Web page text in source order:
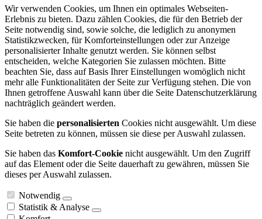
Wir verwenden Cookies, um Ihnen ein optimales Webseiten-
Erlebnis zu bieten. Dazu zählen Cookies, die für den Betrieb der
Seite notwendig sind, sowie solche, die lediglich zu anonymen
Statistikzwecken, für Komforteinstellungen oder zur Anzeige
personalisierter Inhalte genutzt werden. Sie können selbst
entscheiden, welche Kategorien Sie zulassen möchten. Bitte
beachten Sie, dass auf Basis Ihrer Einstellungen womöglich nicht
mehr alle Funktionalitäten der Seite zur Verfügung stehen. Die von
Ihnen getroffene Auswahl kann über die Seite Datenschutzerklärung
nachträglich geändert werden.
Sie haben die personalisierten Cookies nicht ausgewählt. Um diese
Seite betreten zu können, müssen sie diese per Auswahl zulassen.
Sie haben das Komfort-Cookie nicht ausgewählt. Um den Zugriff
auf das Element oder die Seite dauerhaft zu gewähren, müssen Sie
dieses per Auswahl zulassen.
Notwendig
Statistik & Analyse